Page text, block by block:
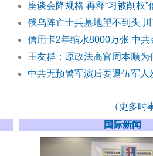
座谈会降规格 再释“习被削权”
俄乌阵亡士兵墓地望不到头
信用卡2年缩水8000万张 中共
王友群：原政法高官周本顺为
中共无预警军演后要退伍军人
（更多时
国际新闻